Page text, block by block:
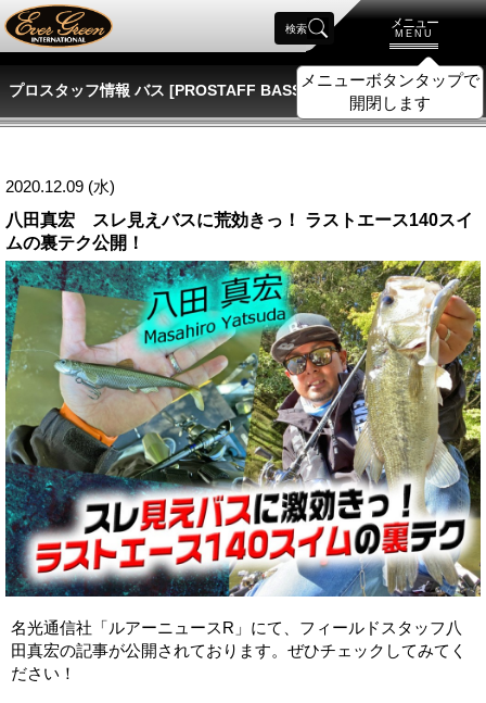
メニュー
MENU
メニューボタンタップで
開閉します
検索
プロスタッフ情報 バス [PROSTAFF BASS]
2020.12.09 (水)
八田真宏 スレ見えバスに荒効きっ！ ラストエース140スイ
ムの裏テク公開！
名光通信社「ルアーニュースR」にて、フィールドスタッフ八
田真宏の記事が公開されております。ぜひチェックしてみてく
ださい！